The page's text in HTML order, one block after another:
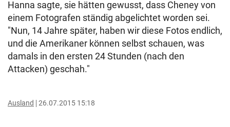
Hanna sagte, sie hätten gewusst, dass Cheney von
einem Fotografen ständig abgelichtet worden sei.
"Nun, 14 Jahre später, haben wir diese Fotos endlich,
und die Amerikaner können selbst schauen, was
damals in den ersten 24 Stunden (nach den
Attacken) geschah."
Ausland 26.07.2015 15:18